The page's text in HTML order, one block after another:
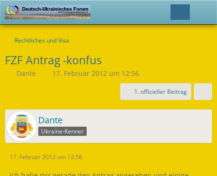
Rechtliches und Visa
FZF Antrag -konfus
Dante 17. Februar 2012 um 12:56
1. offizieller Beitrag
Dante
Ukraine-Kenner
17. Februar 2012 um 12:56